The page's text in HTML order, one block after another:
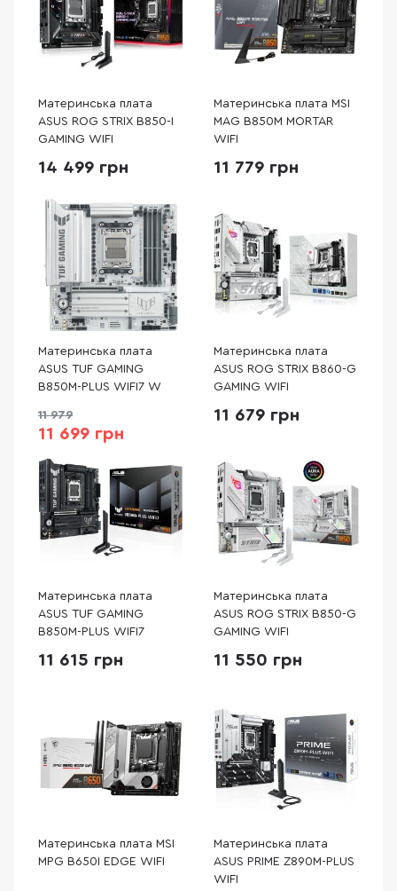
Материнська плата
ASUS ROG STRIX B850-I
GAMING WIFI
14 499 грн
Материнська плата MSI
MAG B850M MORTAR
WIFI
11 779 грн
Материнська плата
ASUS TUF GAMING
B850M-PLUS WIFI7 W
11 979
11 699 грн
Материнська плата
ASUS ROG STRIX B860-G
GAMING WIFI
11 679 грн
Материнська плата
ASUS TUF GAMING
B850M-PLUS WIFI7
11 615 грн
Материнська плата
ASUS ROG STRIX B850-G
GAMING WIFI
11 550 грн
Материнська плата MSI
MPG B650I EDGE WIFI
Материнська плата
ASUS PRIME Z890M-PLUS
WIFI